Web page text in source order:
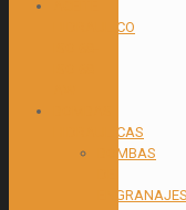
HIDRAULICO
HIDRAULICAS
BOMBAS
ENGRANAJES